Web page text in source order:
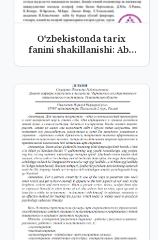
Oʻzbekistonda tarix
fanini shakillanishi: Abu